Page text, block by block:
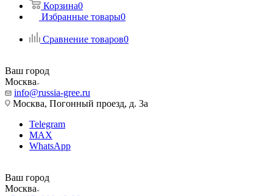
Корзина0
Избранные товары0
Сравнение товаров0
Ваш город
Москва
info@russia-gree.ru
Москва, Погонный проезд, д. 3а
Telegram
MAX
WhatsApp
Ваш город
Москва